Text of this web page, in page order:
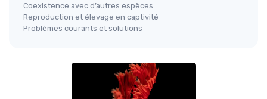
Coexistence avec d’autres espèces
Reproduction et élevage en captivité
Problèmes courants et solutions